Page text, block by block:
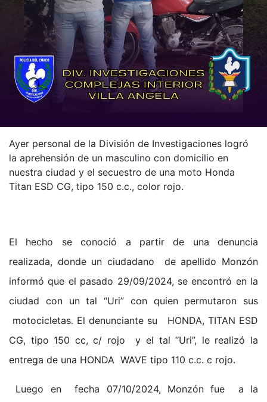
Ayer personal de la División de Investigaciones logró
la aprehensión de un masculino con domicilio en
nuestra ciudad y el secuestro de una moto Honda
Titan ESD CG, tipo 150 c.c., color rojo.
El hecho se conoció a partir de una denuncia
realizada, donde un ciudadano de apellido Monzón
informó que el pasado 29/09/2024, se encontró en la
ciudad con un tal “Uri” con quien permutaron sus
motocicletas. El denunciante su HONDA, TITAN ESD
CG, tipo 150 cc, c/ rojo y el tal “Uri”, le realizó la
entrega de una HONDA WAVE tipo 110 c.c. c rojo.
Luego en fecha 07/10/2024, Monzón fue a la